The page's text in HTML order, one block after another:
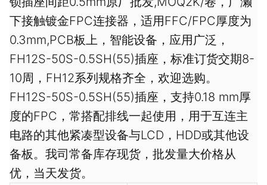
下接触镀金FPC连接器，适用FFC/FPC厚度为
0.3mm,PCB板上，智能设备，应用广泛，
FH12S-50S-0.5SH(55)插座，标准订货交期8-
10周，FH12系列规格齐全，欢迎选购。
FH12S-50S-0.5SH(55)插座，支持0.18 mm厚
度的FPC，常搭配排线一起使用，用于互连主
电路的其他紧凑型设备与LCD，HDD或其他设
备板。我司常备库存现货，批发量大价格从
优，当天发货。